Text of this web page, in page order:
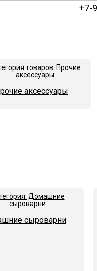
+7-
аксессуары
сыроварни